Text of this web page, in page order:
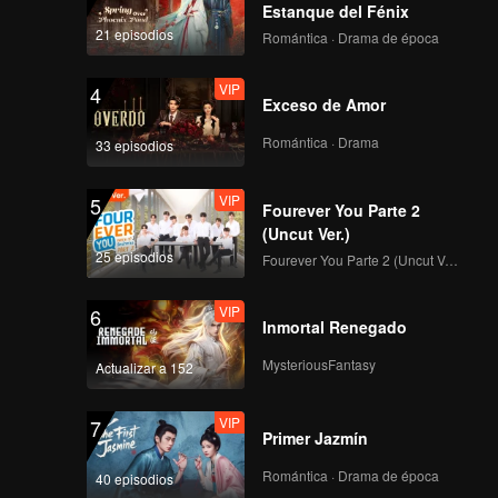
21 episodios
Estanque del Fénix
Romántica · Drama de época
4
33 episodios
VIP
Exceso de Amor
Romántica · Drama
5
25 episodios
VIP
Fourever You Parte 2
(Uncut Ver.)
Fourever You Parte 2 (Uncut Ver.)
6
Actualizar a 152
VIP
Inmortal Renegado
MysteriousFantasy
7
40 episodios
VIP
Primer Jazmín
Romántica · Drama de época